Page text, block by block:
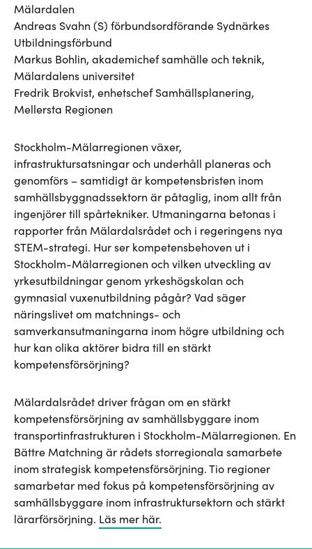
Mälardalen
Andreas Svahn (S) förbundsordförande Sydnärkes
Utbildningsförbund
Markus Bohlin, akademichef samhälle och teknik,
Mälardalens universitet
Fredrik Brokvist, enhetschef Samhällsplanering,
Mellersta Regionen
Stockholm-Mälarregionen växer,
infrastruktursatsningar och underhåll planeras och
genomförs – samtidigt är kompetensbristen inom
samhällsbyggnadssektorn är påtaglig, inom allt från
ingenjörer till spårtekniker. Utmaningarna betonas i
rapporter från Mälardalsrådet och i regeringens nya
STEM-strategi. Hur ser kompetensbehoven ut i
Stockholm-Mälarregionen och vilken utveckling av
yrkesutbildningar genom yrkeshögskolan och
gymnasial vuxenutbildning pågår? Vad säger
näringslivet om matchnings- och
samverkansutmaningarna inom högre utbildning och
hur kan olika aktörer bidra till en stärkt
kompetensförsörjning?
Mälardalsrådet driver frågan om en stärkt
kompetensförsörjning av samhällsbyggare inom
transportinfrastrukturen i Stockholm-Mälarregionen. En
Bättre Matchning är rådets storregionala samarbete
inom strategisk kompetensförsörjning. Tio regioner
samarbetar med fokus på kompetensförsörjning av
samhällsbyggare inom infrastruktursektorn och stärkt
lärarförsörjning. Läs mer här.